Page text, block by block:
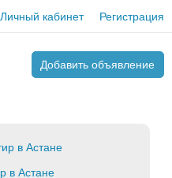
Личный кабинет Регистрация
Добавить объявление
в Астане
в Астане